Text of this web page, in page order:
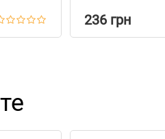
236 грн